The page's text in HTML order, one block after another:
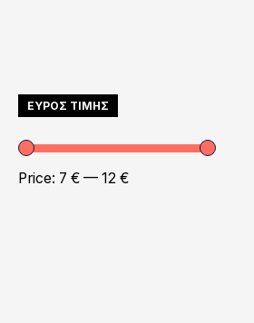
ΕΥΡΟΣ ΤΙΜΗΣ
Price: 7 € — 12 €